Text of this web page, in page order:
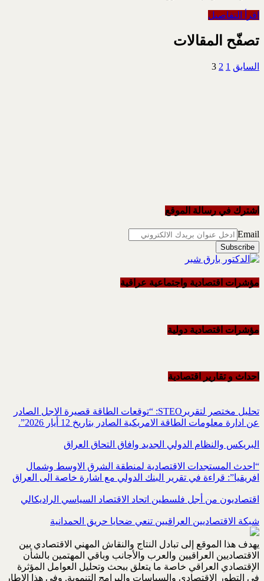
اقرأ التفاصيل
تصفّح المقالات
السابق 1
2
3
اشترك في رسالة الموقع
Email
مؤشرات اقتصادية واجتماعية عراقية
مؤشرات اقتصادية دولية
احداث و تقاریر اقتصادیة
تحليل مختصر لتقريرSTEO‏: “توقعات الطاقة قصيرة الاجل الصادر
عن ادارة معلومات الطاقة الامريكية ‏الصادر بتاريخ 12 أيار 2026”.‏
البريكس والنظام الدولي الجديد وافاق التحاق العراق
“احدث المستجدات الاقتصادية لمنطقة الشرق الاوسط وشمال
افريقيا”: قراءة في تقرير البنك الدولي مع اشارة خاصة الى العراق
اقتصاديون من أجل فلسطين اتحاد الاقتصاد السياسي الراديكالي
شبكة الاقتصاديين العراقيين تنعي ضحايا حريق الحمدانية
يهدف هذا الموقع إلى تبادل النتاج والنقاش المهني الاقتصادي بين
الاقتصاديين العراقيين والعرب والأجانب وباقي المهتمين بالشأن
الإقتصادي العراقي خاصة ما يتعلق ببحث وتحليل العوامل المؤثرة
في التطور الاقتصادي والسياسات والبرامج التنموية. وفي هذا الإطار